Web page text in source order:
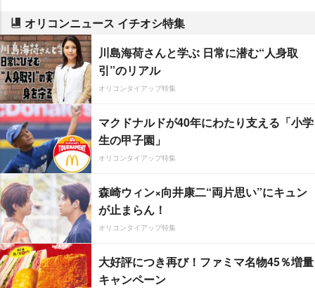
オリコンニュース イチオシ特集
川島海荷さんと学ぶ 日常に潜む“人身取
引”のリアル
オリコンタイアップ特集
マクドナルドが40年にわたり支える「小学
生の甲子園」
オリコンタイアップ特集
森崎ウィン×向井康二“両片思い”にキュン
が止まらん！
オリコンタイアップ特集
大好評につき再び！ファミマ名物45％増量
キャンペーン